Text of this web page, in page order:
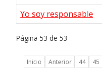
Yo soy responsable
Página 53 de 53
Inicio Anterior 44 45